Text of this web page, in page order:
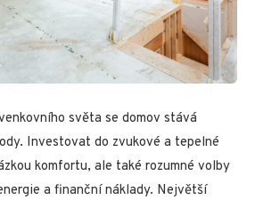
světa se domov stává
Investovat do zvukové a tepelné
komfortu, ale také rozumné volby
a finanční náklady. Největší